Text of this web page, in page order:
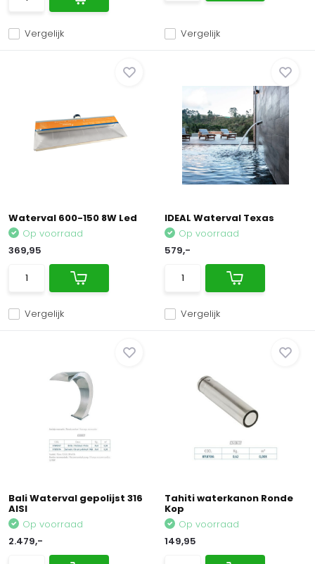
Vergelijk Vergelijk
Waterval 600-150 8W Led
Vergelijk
Op voorraad
369,95
IDEAL Waterval Texas
Vergelijk
Op voorraad
579,-
Bali Waterval gepolijst 316
AISI
Op voorraad
2.479,-
Tahiti waterkanon Ronde
Kop
Op voorraad
149,95